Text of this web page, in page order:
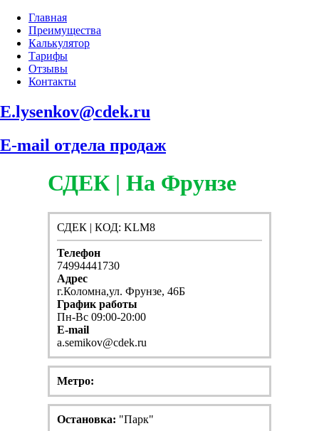
Главная
Преимущества
Калькулятор
Тарифы
Отзывы
Контакты
E.lysenkov@cdek.ru
E-mail отдела продаж
СДЕК | На Фрунзе
СДЕК | КОД: KLM8
Телефон
74994441730
Адрес
г.Коломна,ул. Фрунзе, 46Б
График работы
Пн-Вс 09:00-20:00
E-mail
a.semikov@cdek.ru
Метро:
Остановка: "Парк"